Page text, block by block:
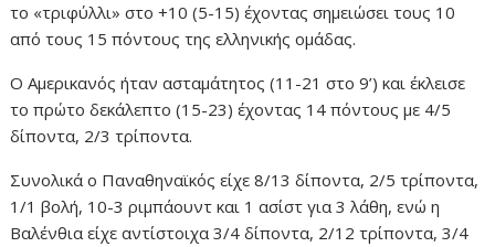
το «τριφύλλι» στο +10 (5-15) έχοντας σημειώσει τους 10
από τους 15 πόντους της ελληνικής ομάδας.
Ο Αμερικανός ήταν ασταμάτητος (11-21 στο 9’) και έκλεισε
το πρώτο δεκάλεπτο (15-23) έχοντας 14 πόντους με 4/5
δίποντα, 2/3 τρίποντα.
Συνολικά ο Παναθηναϊκός είχε 8/13 δίποντα, 2/5 τρίποντα,
1/1 βολή, 10-3 ριμπάουντ και 1 ασίστ για 3 λάθη, ενώ η
Βαλένθια είχε αντίστοιχα 3/4 δίποντα, 2/12 τρίποντα, 3/4